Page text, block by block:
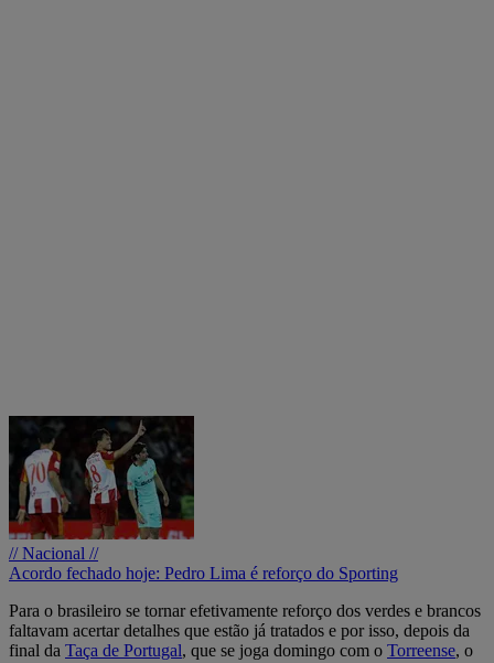
// Nacional //
Acordo fechado hoje: Pedro Lima é reforço do Sporting
Para o brasileiro se tornar efetivamente reforço dos verdes e brancos
faltavam acertar detalhes que estão já tratados e por isso, depois da
final da Taça de Portugal, que se joga domingo com o Torreense, o